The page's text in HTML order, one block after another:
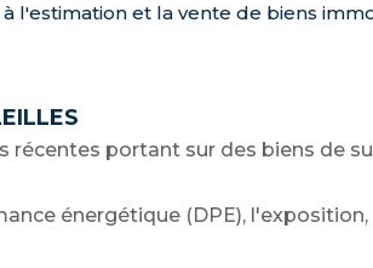
à l'estimation et la vente de biens
récentes portant sur des biens de
énergétique (DPE),